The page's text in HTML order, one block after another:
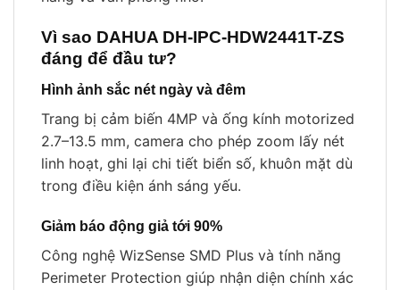
Vì sao DAHUA DH-IPC-HDW2441T-ZS
đáng để đầu tư?
Hình ảnh sắc nét ngày và đêm
Trang bị cảm biến 4MP và ống kính motorized
2.7–13.5 mm, camera cho phép zoom lấy nét
linh hoạt, ghi lại chi tiết biển số, khuôn mặt dù
trong điều kiện ánh sáng yếu.
Giảm báo động giả tới 90%
Công nghệ WizSense SMD Plus và tính năng
Perimeter Protection giúp nhận diện chính xác